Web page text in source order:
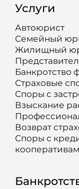
Услуги
Автоюрист
Семейный
Жилищный
Банкротство
Страховые
Споры с
Взыскание
Возврат
Споры с